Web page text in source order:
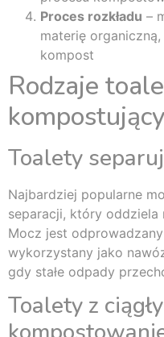
Proces rozkładu –
materię
kompost
Rodzaje
Toalety
Najbardziej popularne
separacji, który oddziela
Mocz jest
wykorzystany jako
gdy stałe odpady
Toalety z